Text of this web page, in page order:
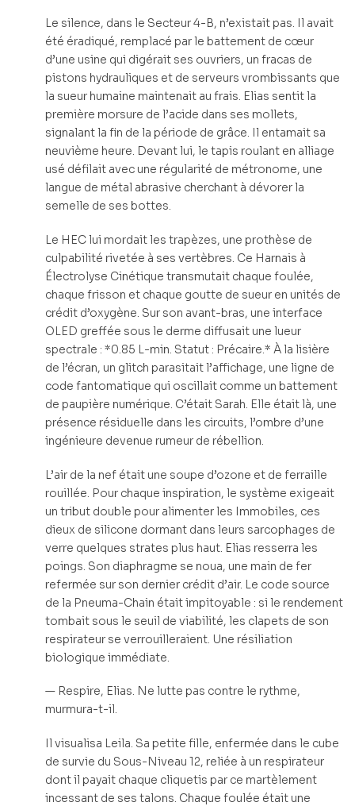
Le silence, dans le Secteur 4-B, n’existait pas. Il avait
été éradiqué, remplacé par le battement de cœur
d’une usine qui digérait ses ouvriers, un fracas de
pistons hydrauliques et de serveurs vrombissants que
la sueur humaine maintenait au frais. Elias sentit la
première morsure de l’acide dans ses mollets,
signalant la fin de la période de grâce. Il entamait sa
neuvième heure. Devant lui, le tapis roulant en alliage
usé défilait avec une régularité de métronome, une
langue de métal abrasive cherchant à dévorer la
semelle de ses bottes.
Le HEC lui mordait les trapèzes, une prothèse de
culpabilité rivetée à ses vertèbres. Ce Harnais à
Électrolyse Cinétique transmutait chaque foulée,
chaque frisson et chaque goutte de sueur en unités de
crédit d’oxygène. Sur son avant-bras, une interface
OLED greffée sous le derme diffusait une lueur
spectrale : *0.85 L-min. Statut : Précaire.* À la lisière
de l’écran, un glitch parasitait l’affichage, une ligne de
code fantomatique qui oscillait comme un battement
de paupière numérique. C’était Sarah. Elle était là, une
présence résiduelle dans les circuits, l’ombre d’une
ingénieure devenue rumeur de rébellion.
L’air de la nef était une soupe d’ozone et de ferraille
rouillée. Pour chaque inspiration, le système exigeait
un tribut double pour alimenter les Immobiles, ces
dieux de silicone dormant dans leurs sarcophages de
verre quelques strates plus haut. Elias resserra les
poings. Son diaphragme se noua, une main de fer
refermée sur son dernier crédit d’air. Le code source
de la Pneuma-Chain était impitoyable : si le rendement
tombait sous le seuil de viabilité, les clapets de son
respirateur se verrouilleraient. Une résiliation
biologique immédiate.
— Respire, Elias. Ne lutte pas contre le rythme,
murmura-t-il.
Il visualisa Leila. Sa petite fille, enfermée dans le cube
de survie du Sous-Niveau 12, reliée à un respirateur
dont il payait chaque cliquetis par ce martèlement
incessant de ses talons. Chaque foulée était une